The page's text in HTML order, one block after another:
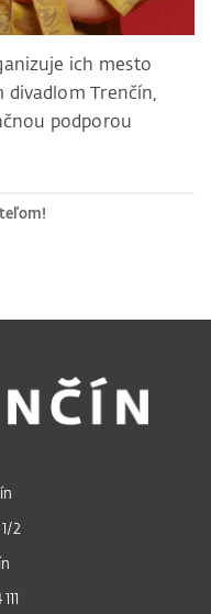
ich mesto
Trenčín,
podporou
2